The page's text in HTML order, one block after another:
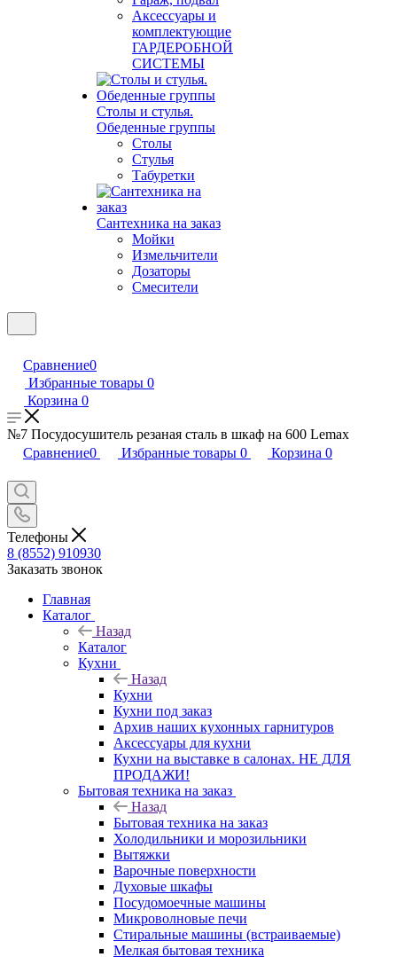
Аксессуары и
комплектующие
ГАРДЕРОБНОЙ
СИСТЕМЫ
Столы и стулья.
Обеденные группы
Столы
Стулья
Табуретки
Сантехника на заказ
Мойки
Измельчители
Дозаторы
Смесители
Сравнение0
Избранные товары 0
Корзина 0
№7 Посудосушитель резаная сталь в шкаф на 600 Lemax
Сравнение0 Избранные товары 0 Корзина 0
Телефоны
8 (8552) 910930
Заказать звонок
Главная
Каталог
Назад
Каталог
Кухни
Назад
Кухни
Кухни под заказ
Архив наших кухонных гарнитуров
Аксессуары для кухни
Кухни на выставке в салонах. НЕ ДЛЯ
ПРОДАЖИ!
Бытовая техника на заказ
Назад
Бытовая техника на заказ
Холодильники и морозильники
Вытяжки
Варочные поверхности
Духовые шкафы
Посудомоечные машины
Микроволновые печи
Стиральные машины (встраиваемые)
Мелкая бытовая техника